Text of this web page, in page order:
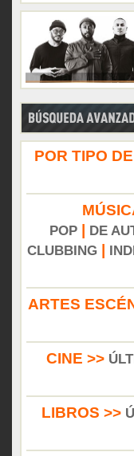
POR TIPO
POP
DE
CLUBBING
ARTES
CINE >>
LIBROS >>